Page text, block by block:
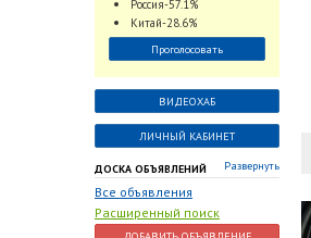
трубопроводную
арматуру в химическую
отрасль?
Россия-57.1%
Китай-28.6%
Проголосовать
ВИДЕОХАБ
ЛИЧНЫЙ КАБИНЕТ
ДОСКА ОБЪЯВЛЕНИЙ Развернуть
Все объявления
Расширенный поиск